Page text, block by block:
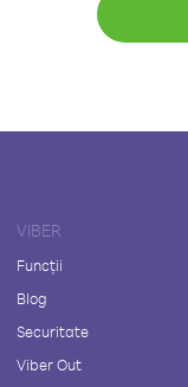
VIBER
Funcții
Blog
Securitate
Viber Out